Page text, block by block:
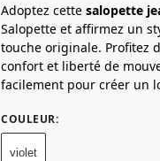
Adoptez cettesalopette
Salopette et affirmez un
touche originale. Profitez
confort et liberté de
facilement pour créer un
COULEUR:
violet